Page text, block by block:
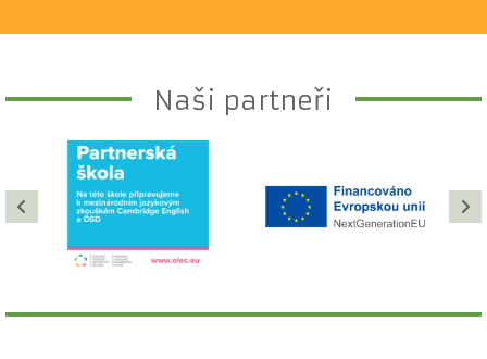
Naši partneři